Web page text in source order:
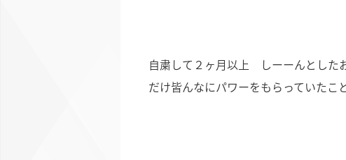
自粛して２ヶ月以上 しーーんとした
だけ皆んなにパワーをもらっていたこ